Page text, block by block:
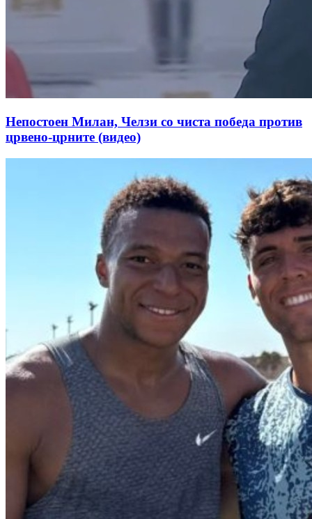
Непостоен Милан, Челзи со чиста победа против
црвено-црните (видео)